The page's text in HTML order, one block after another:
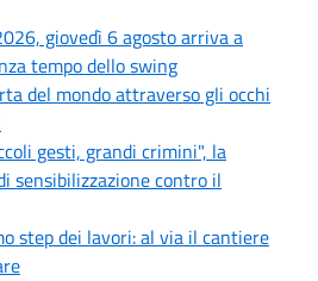
giovedì 6 agosto arriva a
tempo dello swing
del mondo attraverso gli occhi
gesti, grandi crimini", la
sensibilizzazione contro il
step dei lavori: al via il cantiere